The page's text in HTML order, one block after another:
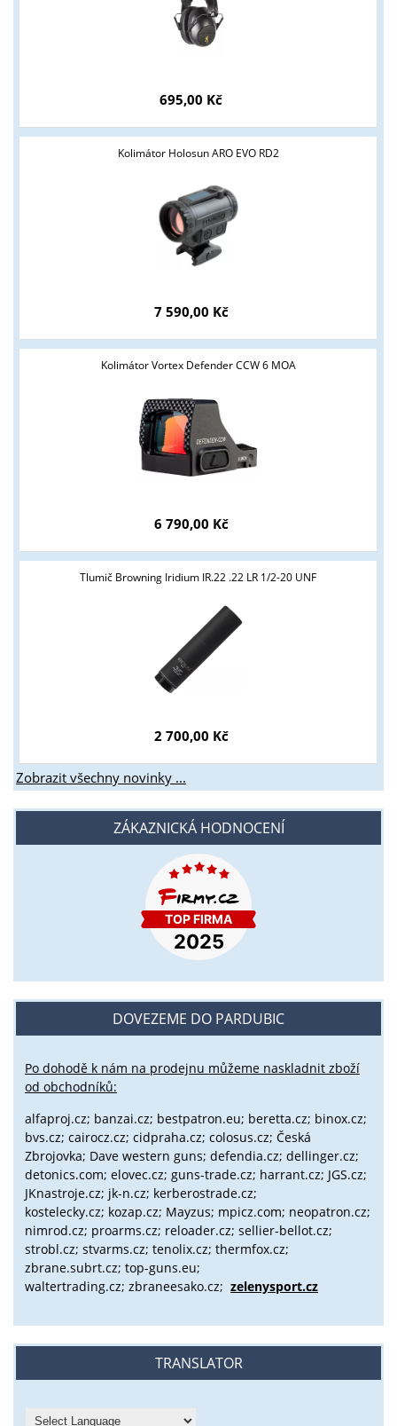
695,00 Kč
Kolimátor Holosun ARO EVO RD2
7 590,00 Kč
Kolimátor Vortex Defender CCW 6 MOA
6 790,00 Kč
Tlumič Browning Iridium IR.22 .22 LR 1/2-20 UNF
2 700,00 Kč
Zobrazit všechny novinky ...
ZÁKAZNICKÁ HODNOCENÍ
DOVEZEME DO PARDUBIC
Po dohodě k nám na prodejnu můžeme naskladnit zboží
od obchodníků:
alfaproj.cz; banzai.cz; bestpatron.eu; beretta.cz; binox.cz;
bvs.cz; cairocz.cz; cidpraha.cz; colosus.cz; Česká
Zbrojovka; Dave western guns; defendia.cz; dellinger.cz;
detonics.com; elovec.cz; guns-trade.cz; harrant.cz; JGS.cz;
JKnastroje.cz; jk-n.cz; kerberostrade.cz;
kostelecky.cz; kozap.cz; Mayzus; mpicz.com; neopatron.cz;
nimrod.cz; proarms.cz; reloader.cz; sellier-bellot.cz;
strobl.cz; stvarms.cz; tenolix.cz; thermfox.cz;
zbrane.subrt.cz; top-guns.eu;
waltertrading.cz; zbraneesako.cz; zelenysport.cz
TRANSLATOR
Tyto stránky jsou určeny pouze odborné veřejnosti od 18 let a
podnikatelům v oblasti zbraně a střelivo. Splňujete tyto